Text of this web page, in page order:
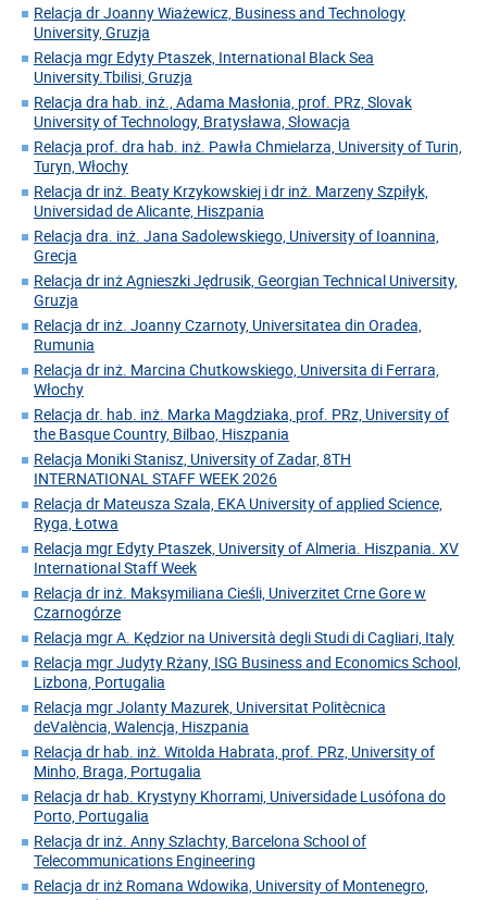
Relacja dr Joanny Wiażewicz, Business and Technology
University, Gruzja
Relacja mgr Edyty Ptaszek, International Black Sea
University.Tbilisi, Gruzja
Relacja dra hab. inż., Adama Masłonia, prof. PRz, Slovak
University of Technology, Bratysława, Słowacja
Relacja prof. dra hab. inż. Pawła Chmielarza, University of Turin,
Turyn, Włochy
Relacja dr inż. Beaty Krzykowskiej i dr inż. Marzeny Szpiłyk,
Universidad de Alicante, Hiszpania
Relacja dra. inż. Jana Sadolewskiego, University of Ioannina,
Grecja
Relacja dr inż Agnieszki Jędrusik, Georgian Technical University,
Gruzja
Relacja dr inż. Joanny Czarnoty, Universitatea din Oradea,
Rumunia
Relacja dr inż. Marcina Chutkowskiego, Universita di Ferrara,
Włochy
Relacja dr. hab. inż. Marka Magdziaka, prof. PRz, University of
the Basque Country, Bilbao, Hiszpania
Relacja Moniki Stanisz, University of Zadar, 8TH
INTERNATIONAL STAFF WEEK 2026
Relacja dr Mateusza Szala, EKA University of applied Science,
Ryga, Łotwa
Relacja mgr Edyty Ptaszek, University of Almeria. Hiszpania. XV
International Staff Week
Relacja dr inż. Maksymiliana Cieśli, Univerzitet Crne Gore w
Czarnogórze
Relacja mgr A. Kędzior na Università degli Studi di Cagliari, Italy
Relacja mgr Judyty Rżany, ISG Business and Economics School,
Lizbona, Portugalia
Relacja mgr Jolanty Mazurek, Universitat Politècnica
deValència, Walencja, Hiszpania
Relacja dr hab. inż. Witolda Habrata, prof. PRz, University of
Minho, Braga, Portugalia
Relacja dr hab. Krystyny Khorrami, Universidade Lusófona do
Porto, Portugalia
Relacja dr inż. Anny Szlachty, Barcelona School of
Telecommunications Engineering
Relacja dr inż Romana Wdowika, University of Montenegro,